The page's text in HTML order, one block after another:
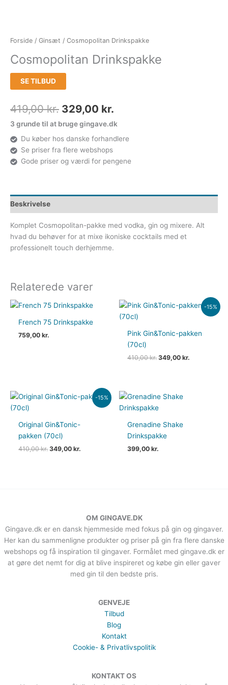
Forside / Ginsæt / Cosmopolitan Drinkspakke
Cosmopolitan Drinkspakke
SE TILBUD
419,00kr. 329,00 kr.
3 grunde til at bruge gingave.dk
Du køber hos danske forhandlere
Se priser fra flere webshops
Gode priser og værdi for pengene
Beskrivelse
Komplet Cosmopolitan-pakke med vodka, gin og mixere. Alt
hvad du behøver for at mixe ikoniske cocktails med et
professionelt touch derhjemme.
Relaterede varer
French 75 Drinkspakke
759,00kr.
-15%
Pink Gin&Tonic-pakken
(70cl)
410,00kr.
Den
oprindelige
410,00 kr..
349,00kr.
Den
aktuelle
349,00 kr..
-15%
Original Gin&Tonic-
pakken (70cl)
410,00kr.
Den
oprindelige
410,00 kr..
349,00kr.
Den
aktuelle
Grenadine Shake
Drinkspakke
399,00kr.
OM GINGAVE.DK
Gingave.dk er en dansk hjemmeside med fokus på gin og gingaver.
Her kan du sammenligne produkter og priser på gin fra flere danske
webshops og få inspiration til gingaver. Formålet med gingave.dk er
at gøre det nemt for dig at blive inspireret og købe gin eller gaver
med gin til den bedste pris.
GENVEJE
Tilbud
Blog
Kontakt
Cookie- & Privatlivspolitik
KONTAKT OS